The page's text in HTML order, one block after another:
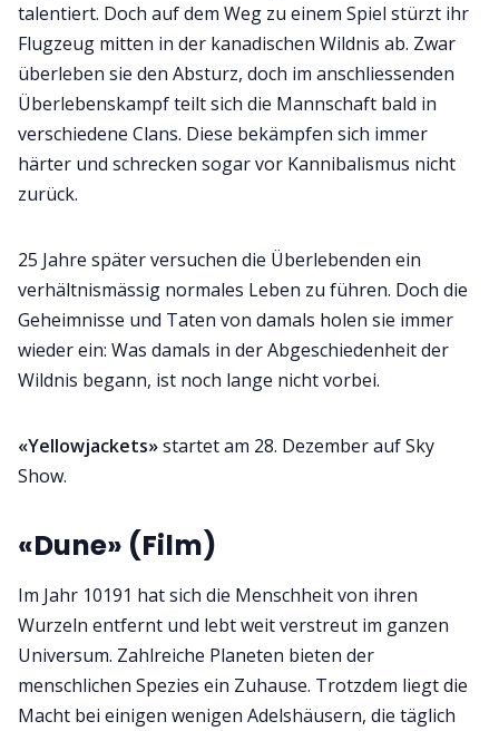
talentiert. Doch auf dem Weg zu einem Spiel stürzt ihr
Flugzeug mitten in der kanadischen Wildnis ab. Zwar
überleben sie den Absturz, doch im anschliessenden
Überlebenskampf teilt sich die Mannschaft bald in
verschiedene Clans. Diese bekämpfen sich immer
härter und schrecken sogar vor Kannibalismus nicht
zurück.
25 Jahre später versuchen die Überlebenden ein
verhältnismässig normales Leben zu führen. Doch die
Geheimnisse und Taten von damals holen sie immer
wieder ein: Was damals in der Abgeschiedenheit der
Wildnis begann, ist noch lange nicht vorbei.
«Yellowjackets»startet am 28. Dezember auf Sky
Show.
«Dune» (Film)
Im Jahr 10191 hat sich die Menschheit von ihren
Wurzeln entfernt und lebt weit verstreut im ganzen
Universum. Zahlreiche Planeten bieten der
menschlichen Spezies ein Zuhause. Trotzdem liegt die
Macht bei einigen wenigen Adelshäusern, die täglich